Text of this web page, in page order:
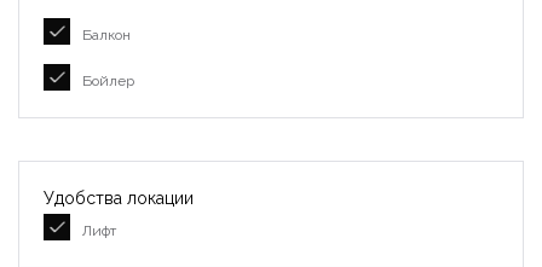
Балкон
Бойлер
Удобства локации
Лифт